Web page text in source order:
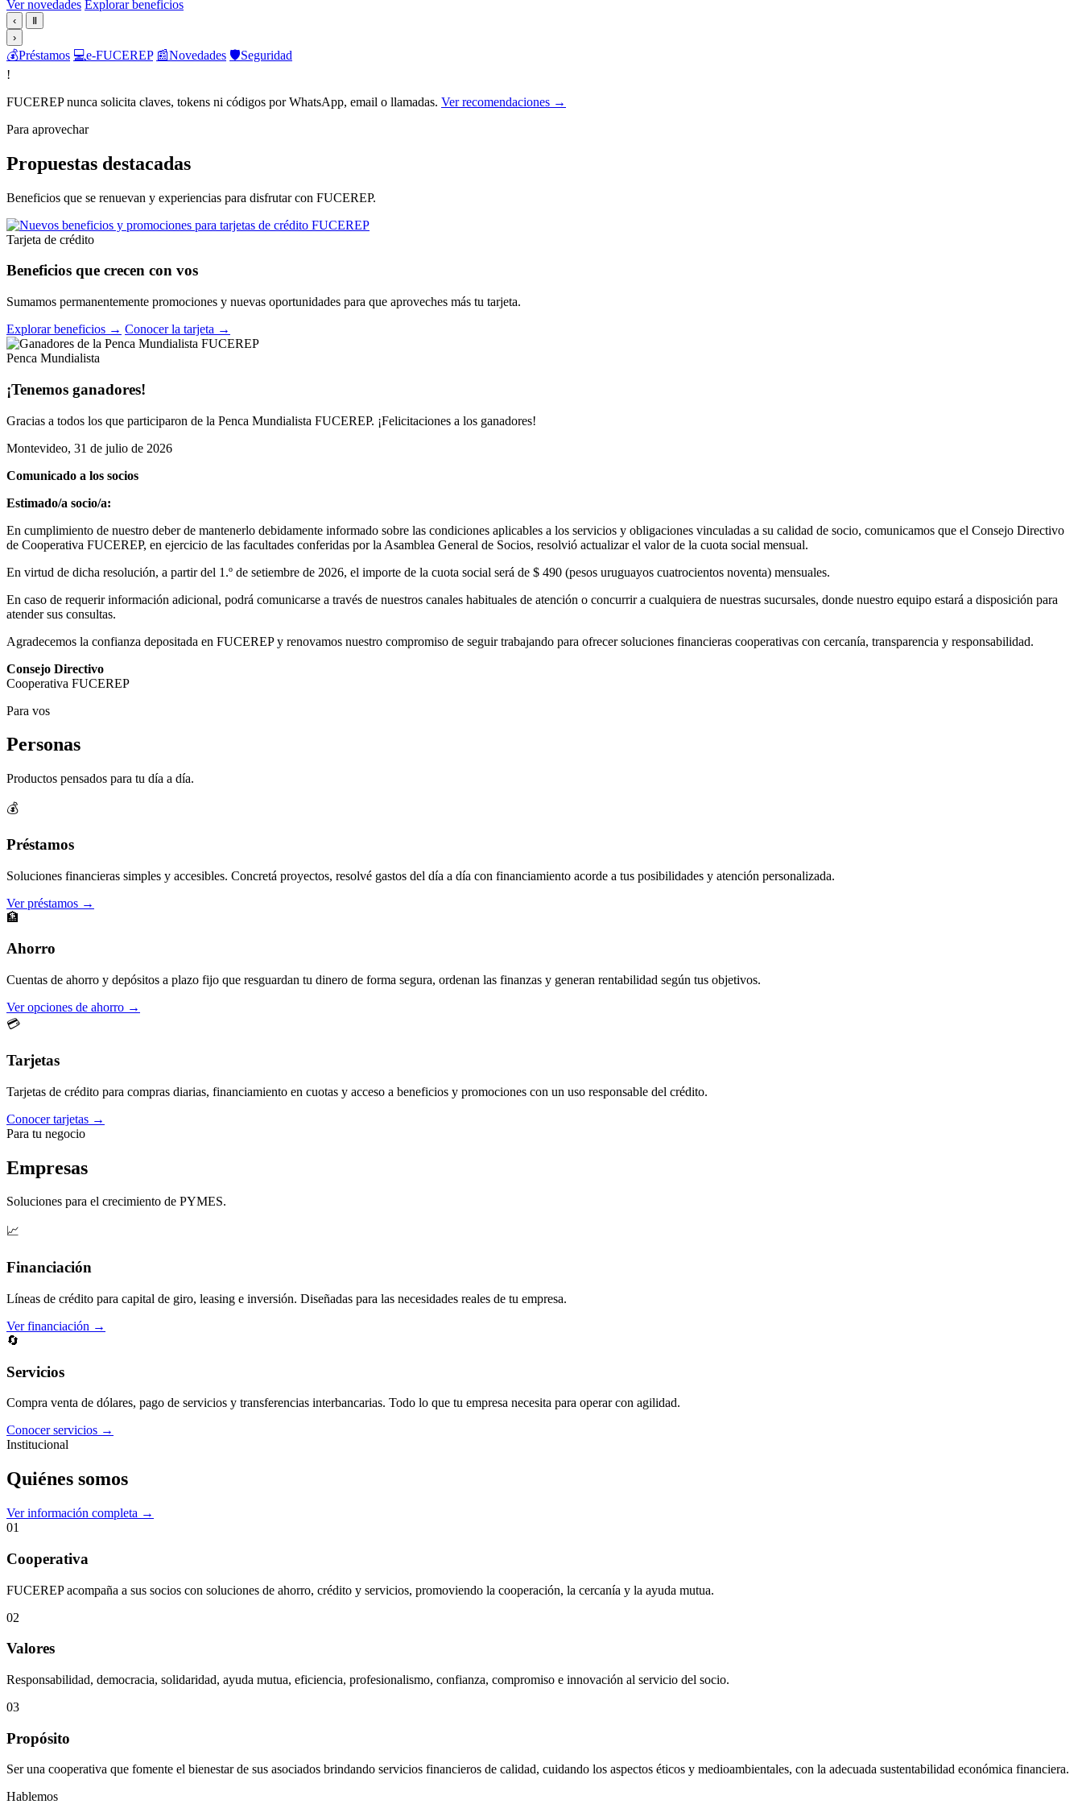
Ver novedades Explorar beneficios
‹
Ⅱ
›
💰Préstamos 💻e-FUCEREP 📰Novedades 🛡️Seguridad
!
FUCEREP nunca solicita claves, tokens ni códigos por WhatsApp, email o llamadas. Ver recomendaciones →
Para aprovechar
Propuestas destacadas
Beneficios que se renuevan y experiencias para disfrutar con FUCEREP.
Tarjeta de crédito
Beneficios que crecen con vos
Sumamos permanentemente promociones y nuevas oportunidades para que aproveches más tu tarjeta.
Explorar beneficios → Conocer la tarjeta →
Penca Mundialista
¡Tenemos ganadores!
Gracias a todos los que participaron de la Penca Mundialista FUCEREP. ¡Felicitaciones a los ganadores!
Montevideo, 31 de julio de 2026
Comunicado a los socios
Estimado/a socio/a:
En cumplimiento de nuestro deber de mantenerlo debidamente informado sobre las condiciones aplicables a los servicios y obligaciones vinculadas a su calidad de socio, comunicamos que el Consejo Directivo
de Cooperativa FUCEREP, en ejercicio de las facultades conferidas por la Asamblea General de Socios, resolvió actualizar el valor de la cuota social mensual.
En virtud de dicha resolución, a partir del 1.º de setiembre de 2026, el importe de la cuota social será de $ 490 (pesos uruguayos cuatrocientos noventa) mensuales.
En caso de requerir información adicional, podrá comunicarse a través de nuestros canales habituales de atención o concurrir a cualquiera de nuestras sucursales, donde nuestro equipo estará a disposición para
atender sus consultas.
Agradecemos la confianza depositada en FUCEREP y renovamos nuestro compromiso de seguir trabajando para ofrecer soluciones financieras cooperativas con cercanía, transparencia y responsabilidad.
Consejo Directivo
Cooperativa FUCEREP
Para vos
Personas
Productos pensados para tu día a día.
💰
Préstamos
Soluciones financieras simples y accesibles. Concretá proyectos, resolvé gastos del día a día con financiamiento acorde a tus posibilidades y atención personalizada.
Ver préstamos →
🏦
Ahorro
Cuentas de ahorro y depósitos a plazo fijo que resguardan tu dinero de forma segura, ordenan las finanzas y generan rentabilidad según tus objetivos.
Ver opciones de ahorro →
💳
Tarjetas
Tarjetas de crédito para compras diarias, financiamiento en cuotas y acceso a beneficios y promociones con un uso responsable del crédito.
Conocer tarjetas →
Para tu negocio
Empresas
Soluciones para el crecimiento de PYMES.
📈
Financiación
Líneas de crédito para capital de giro, leasing e inversión. Diseñadas para las necesidades reales de tu empresa.
Ver financiación →
🔄
Servicios
Compra venta de dólares, pago de servicios y transferencias interbancarias. Todo lo que tu empresa necesita para operar con agilidad.
Conocer servicios →
Institucional
Quiénes somos
Ver información completa →
01
Cooperativa
FUCEREP acompaña a sus socios con soluciones de ahorro, crédito y servicios, promoviendo la cooperación, la cercanía y la ayuda mutua.
02
Valores
Responsabilidad, democracia, solidaridad, ayuda mutua, eficiencia, profesionalismo, confianza, compromiso e innovación al servicio del socio.
03
Propósito
Ser una cooperativa que fomente el bienestar de sus asociados brindando servicios financieros de calidad, cuidando los aspectos éticos y medioambientales, con la adecuada sustentabilidad económica financiera.
Hablemos